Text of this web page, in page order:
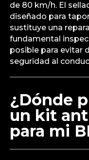
de 80 km/h. El
diseñado para
sustituye una
fundamental
posible para evitar
seguridad al
¿Dónde
un kit
para mi